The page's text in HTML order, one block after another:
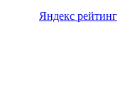
Яндекс рейтинг